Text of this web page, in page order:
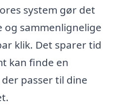
system gør det
sammenlignelige
klik. Det sparer tid
kan finde en
passer til dine